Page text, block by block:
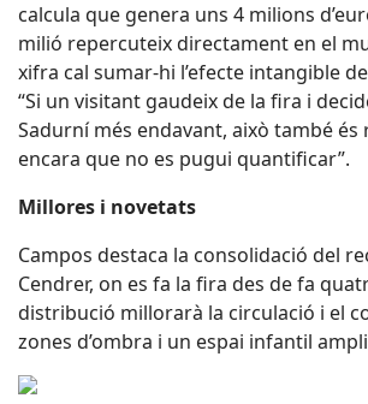
calcula que genera uns 4 milions
milió repercuteix directament en el
xifra cal sumar-hi l’efecte intangible
“Si un visitant gaudeix de la fira i
Sadurní més endavant, això també
encara que no es pugui quantificar”.
Millores i novetats
Campos destaca la consolidació del
Cendrer, on es fa la fira des de fa
distribució millorarà la circulació i el
zones d’ombra i un espai infantil